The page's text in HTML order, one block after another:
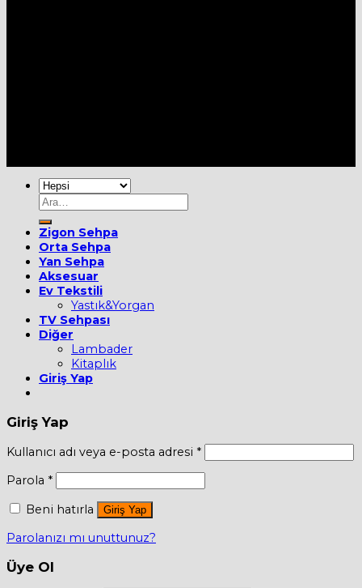
Ara:
Zigon Sehpa
Orta Sehpa
Yan Sehpa
Aksesuar
Ev Tekstili
Yastık&Yorgan
TV Sehpası
Diğer
Lambader
Kitaplık
Giriş Yap
Giriş Yap
Kullanıcı adı veya e-posta adresi *
Parola *
Beni hatırla Giriş Yap
Parolanızı mı unuttunuz?
Üye Ol